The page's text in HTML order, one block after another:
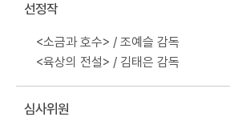
선정작
<소금과 호수> / 조예슬 감독
<육상의 전설> / 김태은 감독
심사위원